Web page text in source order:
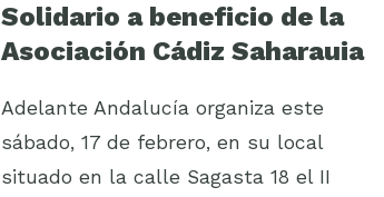
Solidario a beneficio de la
Asociación Cádiz Saharauia
Adelante Andalucía organiza este
sábado, 17 de febrero, en su local
situado en la calle Sagasta 18 el II